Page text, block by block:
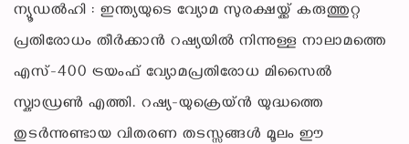
ന്യൂഡൽഹി : ഇന്ത്യയുടെ വ്യോമ സുരക്ഷയ്ക്ക് കരുത്തുറ്റ
പ്രതിരോധം തീർക്കാൻ റഷ്യയിൽ നിന്നുള്ള നാലാമത്തെ
എസ്-400 ട്രയംഫ് വ്യോമപ്രതിരോധ മിസൈൽ
സ്ക്വാഡ്രൺ എത്തി. റഷ്യ-യുക്രെയ്ൻ യുദ്ധത്തെ
തുടർന്നുണ്ടായ വിതരണ തടസ്സങ്ങൾ മൂലം ഈ